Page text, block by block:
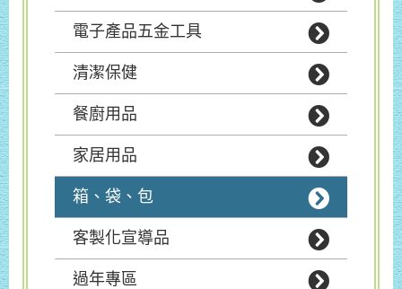
電子產品五金工具
清潔保健
餐廚用品
家居用品
箱、袋、包
客製化宣導品
過年專區